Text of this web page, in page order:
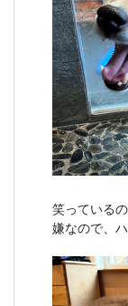
笑っている
嫌なので、